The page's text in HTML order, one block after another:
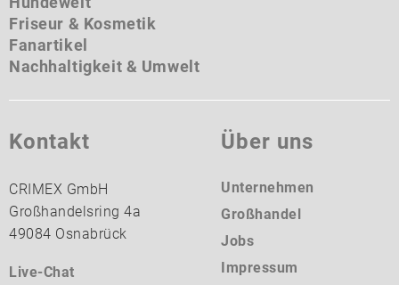
Friseur & Kosmetik
Fanartikel
Nachhaltigkeit & Umwelt
Kontakt
CRIMEX GmbH
Großhandelsring 4a
49084 Osnabrück
Live-Chat
Über uns
Unternehmen
Großhandel
Jobs
Impressum